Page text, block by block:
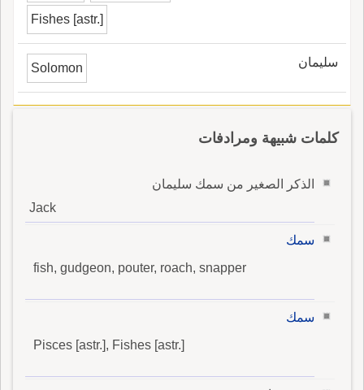
Fishes [astr.]
سليمان Solomon
كلمات شبيهة ومرادفات
الذكر الصغير من سمك سليمان
Jack
سمك
fish, gudgeon, pouter, roach, snapper
سمك
Pisces [astr.], Fishes [astr.]